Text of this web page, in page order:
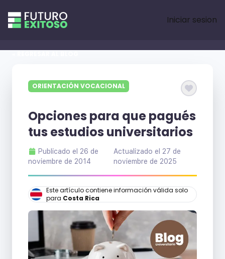
Iniciar sesion
ORIENTACIÓN VOCACIONAL
Opciones para que pagués
tus estudios universitarios
Publicado el 26 de
noviembre de 2014
Actualizado el 27 de
noviembre de 2025
Este artículo contiene información válida solo
para Costa Rica